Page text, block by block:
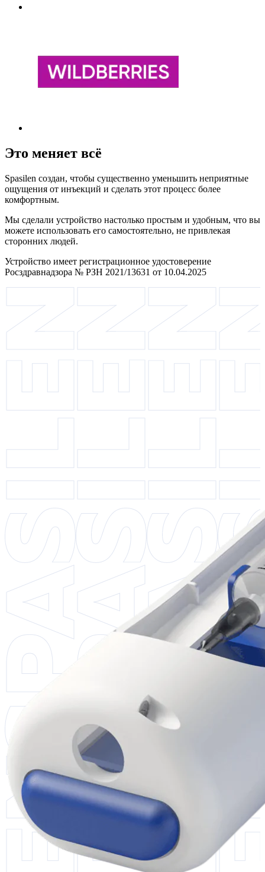
Это меняет всё
Spasilen создан, чтобы существенно уменьшить неприятные
ощущения от инъекций и сделать этот процесс более
комфортным.
Мы сделали устройство настолько простым и удобным, что вы
можете использовать его самостоятельно, не привлекая
сторонних людей.
Устройство имеет регистрационное удостоверение
Росздравнадзора № РЗН 2021/13631 от 10.04.2025